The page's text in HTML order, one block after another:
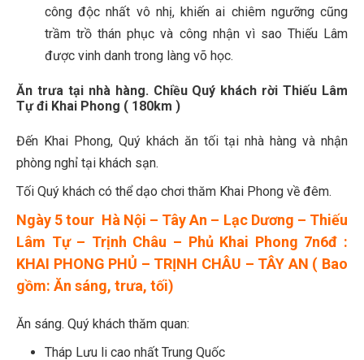
công độc nhất vô nhị, khiến ai chiêm ngưỡng cũng
trầm trồ thán phục và công nhận vì sao Thiếu Lâm
được vinh danh trong làng võ học.
Ăn trưa tại nhà hàng. Chiều Quý khách rời Thiếu Lâm
Tự đi Khai Phong ( 180km )
Đến Khai Phong, Quý khách ăn tối tại nhà hàng và nhận
phòng nghỉ tại khách sạn.
Tối Quý khách có thể dạo chơi thăm Khai Phong về đêm.
Ngày 5 tour Hà Nội – Tây An – Lạc Dương – Thiếu
Lâm Tự – Trịnh Châu – Phủ Khai Phong 7n6đ :
KHAI PHONG PHỦ – TRỊNH CHÂU – TÂY AN ( Bao
gồm: Ăn sáng, trưa, tối)
Ăn sáng. Quý khách thăm quan:
Tháp Lưu li cao nhất Trung Quốc